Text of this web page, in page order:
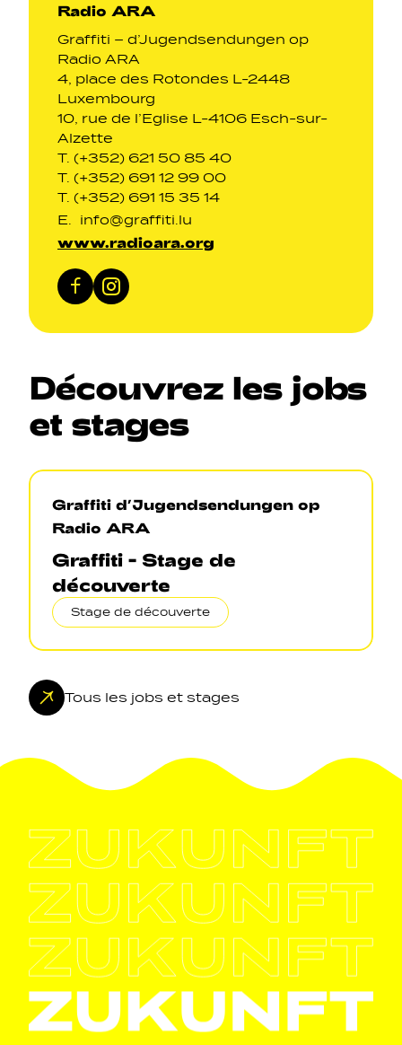
Radio ARA
Graffiti – d’Jugendsendungen op
Radio ARA
4, place des Rotondes L-2448
Luxembourg
10, rue de l’Eglise L-4106 Esch-sur-
Alzette
T. (+352) 621 50 85 40
T. (+352) 691 12 99 00
T. (+352) 691 15 35 14
E.
info@graffiti.lu
www.radioara.org
Facebook
Instagram
Découvrez les jobs
et stages
Graffiti d’Jugendsendungen op
Radio ARA
Graffiti - Stage de
découverte
Stage de découverte
Tous les jobs et stages